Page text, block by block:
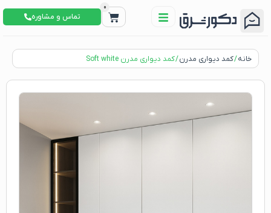
0
تماس و مشاوره
خانه/کمد دیواری مدرن/ کمد دیواری مدرن Soft white